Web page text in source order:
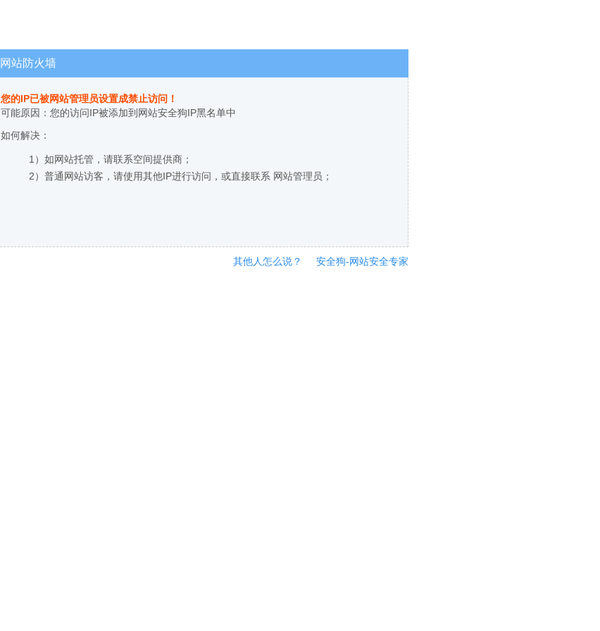
网站防火墙
您的IP已被网站管理员设置成禁止访问！
可能原因：您的访问IP被添加到网站安全狗IP黑名单中
如何解决：
1）如网站托管，请联系空间提供商；
2）普通网站访客，请使用其他IP进行访问，或直接联系 网站管理员；
其他人怎么说？ 安全狗-网站安全专家